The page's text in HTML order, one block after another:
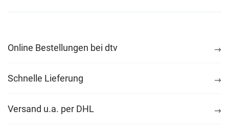
Online Bestellungen bei dtv
Schnelle Lieferung
Versand u.a. per DHL